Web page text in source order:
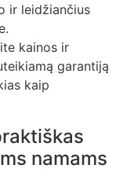
ir leidžiančius
kainos ir
garantiją
kaip
namams